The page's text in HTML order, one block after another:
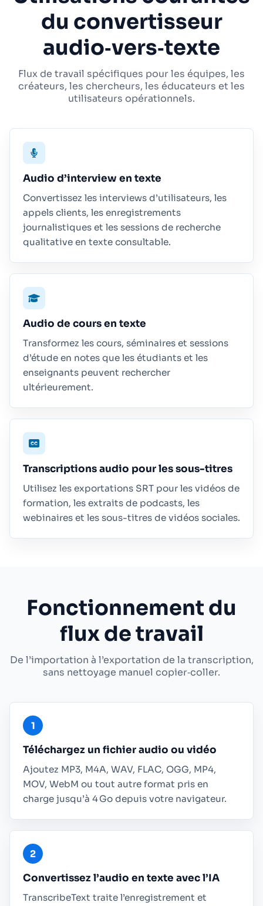
du convertisseur
audio‑vers‑texte
Flux de travail spécifiques pour les équipes, les
créateurs, les chercheurs, les éducateurs et les
utilisateurs opérationnels.
Audio d’interview en texte
Convertissez les interviews d’utilisateurs, les
appels clients, les enregistrements
journalistiques et les sessions de recherche
qualitative en texte consultable.
Audio de cours en texte
Transformez les cours, séminaires et sessions
d’étude en notes que les étudiants et les
enseignants peuvent rechercher
ultérieurement.
Transcriptions audio pour les sous-titres
Utilisez les exportations SRT pour les vidéos de
formation, les extraits de podcasts, les
webinaires et les sous-titres de vidéos sociales.
Fonctionnement du
flux de travail
De l’importation à l’exportation de la transcription,
sans nettoyage manuel copier‑coller.
Téléchargez un fichier audio ou vidéo
Ajoutez MP3, M4A, WAV, FLAC, OGG, MP4,
MOV, WebM ou tout autre format pris en
charge jusqu’à 4 Go depuis votre navigateur.
Convertissez l’audio en texte avec l’IA
TranscribeText traite l’enregistrement et